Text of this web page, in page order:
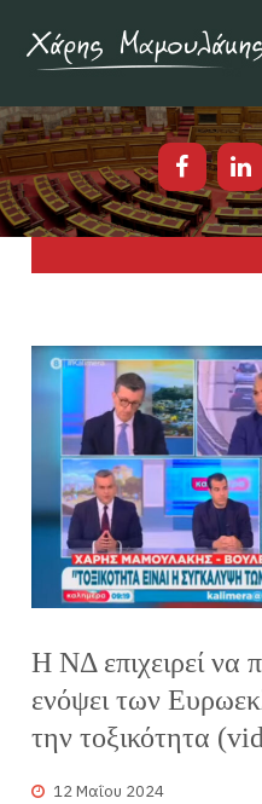
Η ΝΔ επιχειρεί να
ενόψει των
την τοξικότητα
12 Μαΐου 2024